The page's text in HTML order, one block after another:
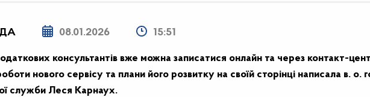
08.01.2026 15:51
консультантів вже можна записатися онлайн та через контакт-
нового сервісу та плани його розвитку на своїй сторінці написала в. о.
служби Леся Карнаух.